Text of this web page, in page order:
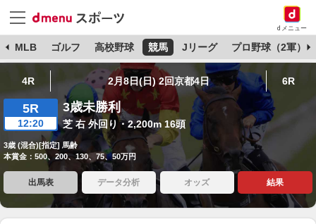
dメニュー
MLB ゴルフ 高校野球 競馬 Jリーグ プロ野球（2軍）
4R 2月8日(日) 2回京都4日 6R
5R
12:20
3歳未勝利
芝 右 外回り・2,200m 16頭
3歳 (混合)[指定] 馬齢
本賞金：500、200、130、75、50万円
出馬表 データ分析 オッズ 結果